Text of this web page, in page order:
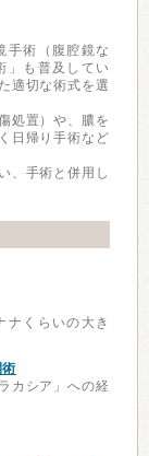
手術（腹腔鏡な
」も普及してい
適切な術式を選
処置）や、膿を
日帰り手術など
、手術と併用し
ナくらいの大き
カシア」への経